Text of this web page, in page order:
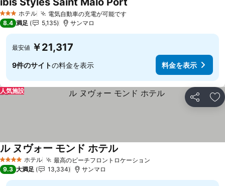
3 ホテルのランク
ホテル 電気自動車の充電が可能です
8.4 満足 5,135 サンマロ
最安値 ￥21,317
9件のサイトの料金を表示 料金を表示
シェア お
人気施設
4 ホテルのランク
ホテル 最高のビーチフロントロケーション
ル ヌヴォー モンド ホテル
9.3 大満足 13,334 サンマロ